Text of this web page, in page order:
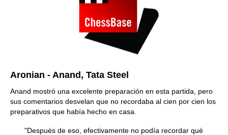
Aronian - Anand, Tata Steel
Anand mostró una excelente preparación en esta partida, pero
sus comentarios desvelan que no recordaba al cien por cien los
preparativos que había hecho en casa.
"Después de eso, efectivamente no podía recordar qué